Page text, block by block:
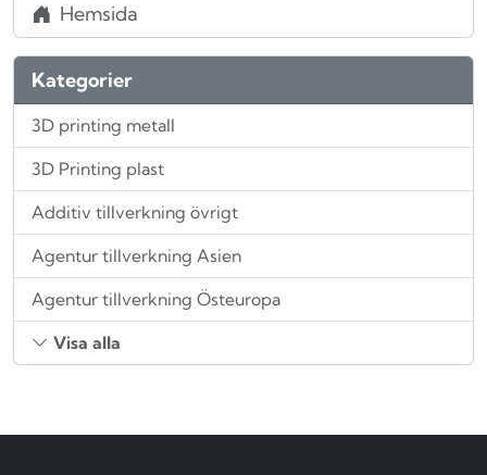
Hemsida
Kategorier
3D printing metall
3D Printing plast
Additiv tillverkning övrigt
Agentur tillverkning Asien
Agentur tillverkning Östeuropa
Visa alla